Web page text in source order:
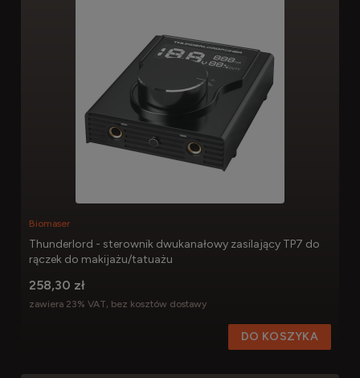
Thunderlord - sterownik dwukanałowy zasilający TP7 do
rączek do makijażu/tatuażu
Biomaser
258,30 zł
zawiera 23% VAT, bez kosztów dostawy
DO KOSZYKA